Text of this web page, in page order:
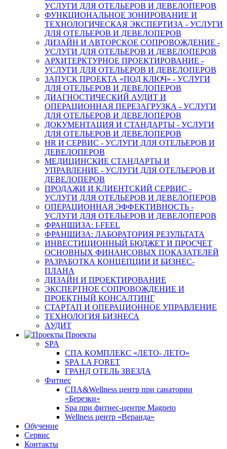
УСЛУГИ ДЛЯ ОТЕЛЬЕРОВ И ДЕВЕЛОПЕРОВ
ФУНКЦИОНАЛЬНОЕ ЗОНИРОВАНИЕ И
ТЕХНОЛОГИЧЕСКАЯ ЭКСПЕРТИЗА - УСЛУГИ
ДЛЯ ОТЕЛЬЕРОВ И ДЕВЕЛОПЕРОВ
ДИЗАЙН И АВТОРСКОЕ СОПРОВОЖДЕНИЕ -
УСЛУГИ ДЛЯ ОТЕЛЬЕРОВ И ДЕВЕЛОПЕРОВ
АРХИТЕРКТУРНОЕ ПРОЕКТИРОВАНИЕ -
УСЛУГИ ДЛЯ ОТЕЛЬЕРОВ И ДЕВЕЛОПЕРОВ
ЗАПУСК ПРОЕКТА «ПОД КЛЮЧ» - УСЛУГИ
ДЛЯ ОТЕЛЬЕРОВ И ДЕВЕЛОПЕРОВ
ДИАГНОСТИЧЕСКИЙ АУДИТ И
ОПЕРАЦИОННАЯ ПЕРЕЗАГРУЗКА - УСЛУГИ
ДЛЯ ОТЕЛЬЕРОВ И ДЕВЕЛОПЕРОВ
ДОКУМЕНТАЦИЯ И СТАНДАРТЫ - УСЛУГИ
ДЛЯ ОТЕЛЬЕРОВ И ДЕВЕЛОПЕРОВ
HR И СЕРВИС - УСЛУГИ ДЛЯ ОТЕЛЬЕРОВ И
ДЕВЕЛОПЕРОВ
МЕДИЦИНСКИЕ СТАНДАРТЫ И
УПРАВЛЕНИЕ - УСЛУГИ ДЛЯ ОТЕЛЬЕРОВ И
ДЕВЕЛОПЕРОВ
ПРОДАЖИ И КЛИЕНТСКИЙ СЕРВИС -
УСЛУГИ ДЛЯ ОТЕЛЬЕРОВ И ДЕВЕЛОПЕРОВ
ОПЕРАЦИОННАЯ ЭФФЕКТИВНОСТЬ -
УСЛУГИ ДЛЯ ОТЕЛЬЕРОВ И ДЕВЕЛОПЕРОВ
ФРАНШИЗА: I-FEEL
ФРАНШИЗА: ЛАБОРАТОРИЯ РЕЗУЛЬТАТА
ИНВЕСТИЦИОННЫЙ БЮДЖЕТ И ПРОСЧЕТ
ОСНОВНЫХ ФИНАНСОВЫХ ПОКАЗАТЕЛЕЙ
РАЗРАБОТКА КОНЦЕПЦИИ И БИЗНЕС-
ПЛАНА
ДИЗАЙН И ПРОЕКТИРОВАНИЕ
ЭКСПЕРТНОЕ СОПРОВОЖДЕНИЕ И
ПРОЕКТНЫЙ КОНСАЛТИНГ
СТАРТАП И ОПЕРАЦИОННОЕ УПРАВЛЕНИЕ
ТЕХНОЛОГИЯ БИЗНЕСА
АУДИТ
Проекты
SPA
СПА КОМПЛЕКС «ЛЕТО- ЛЕТО»
SPA LA FORET
ГРАНД ОТЕЛЬ ЗВЕЗДА
Фитнес
СПА&Wellness центр при санатории
«Березки»
Spa при фитнес-центре Magneto
Wellness центр «Веранда»
Обучение
Сервис
Контакты